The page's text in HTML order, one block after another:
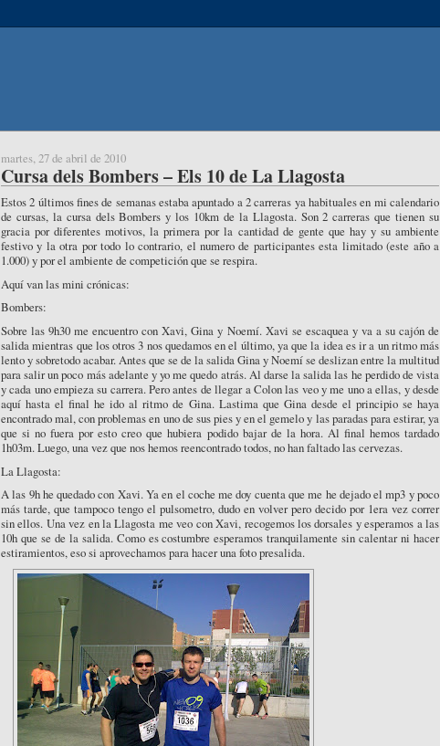
martes, 27 de abril de 2010
Cursa dels Bombers – Els 10 de La Llagosta
Estos 2 últimos fines de semanas estaba apuntado a 2 carreras ya habituales en mi calendario
de cursas, la cursa dels Bombers y los 10km de la Llagosta. Son 2 carreras que tienen su
gracia por diferentes motivos, la primera por la cantidad de gente que hay y su ambiente
festivo y la otra por todo lo contrario, el numero de participantes esta limitado (este año a
1.000) y por el ambiente de competición que se respira.
Aquí van las mini crónicas:
Bombers:
Sobre las 9h30 me encuentro con Xavi, Gina y Noemí. Xavi se escaquea y va a su cajón de
salida mientras que los otros 3 nos quedamos en el último, ya que la idea es ir a un ritmo más
lento y sobretodo acabar. Antes que se de la salida Gina y Noemí se deslizan entre la multitud
para salir un poco más adelante y yo me quedo atrás. Al darse la salida las he perdido de vista
y cada uno empieza su carrera. Pero antes de llegar a Colon las veo y me uno a ellas, y desde
aquí hasta el final he ido al ritmo de Gina. Lastima que Gina desde el principio se haya
encontrado mal, con problemas en uno de sus pies y en el gemelo y las paradas para estirar, ya
que si no fuera por esto creo que hubiera podido bajar de la hora. Al final hemos tardado
1h03m. Luego, una vez que nos hemos reencontrado todos, no han faltado las cervezas.
La Llagosta:
A las 9h he quedado con Xavi. Ya en el coche me doy cuenta que me he dejado el mp3 y poco
más tarde, que tampoco tengo el pulsometro, dudo en volver pero decido por 1era vez correr
sin ellos. Una vez en la Llagosta me veo con Xavi, recogemos los dorsales y esperamos a las
10h que se de la salida. Como es costumbre esperamos tranquilamente sin calentar ni hacer
estiramientos, eso si aprovechamos para hacer una foto presalida.